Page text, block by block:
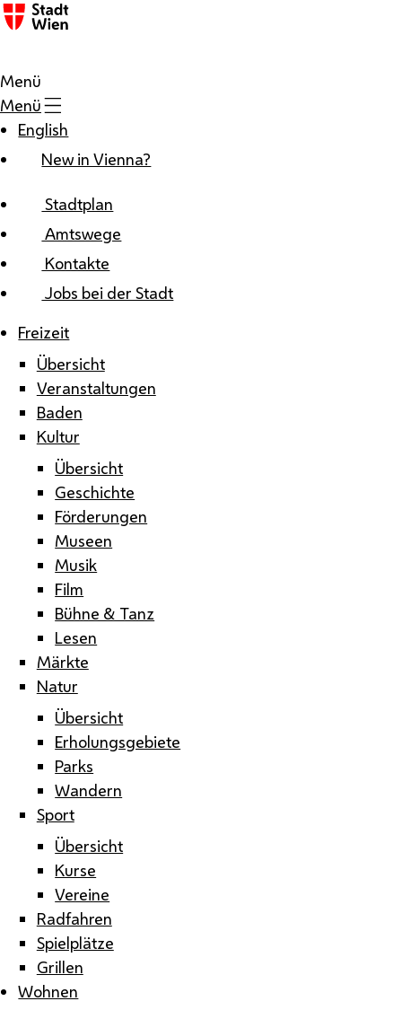
Zum Inhalt
Menü
Menü
English
New in Vienna?
Stadtplan
Amtswege
Kontakte
Jobs bei der Stadt
Freizeit
Übersicht
Veranstaltungen
Baden
Kultur
Übersicht
Geschichte
Förderungen
Museen
Musik
Film
Bühne & Tanz
Lesen
Märkte
Natur
Übersicht
Erholungsgebiete
Parks
Wandern
Sport
Übersicht
Kurse
Vereine
Radfahren
Spielplätze
Grillen
Wohnen